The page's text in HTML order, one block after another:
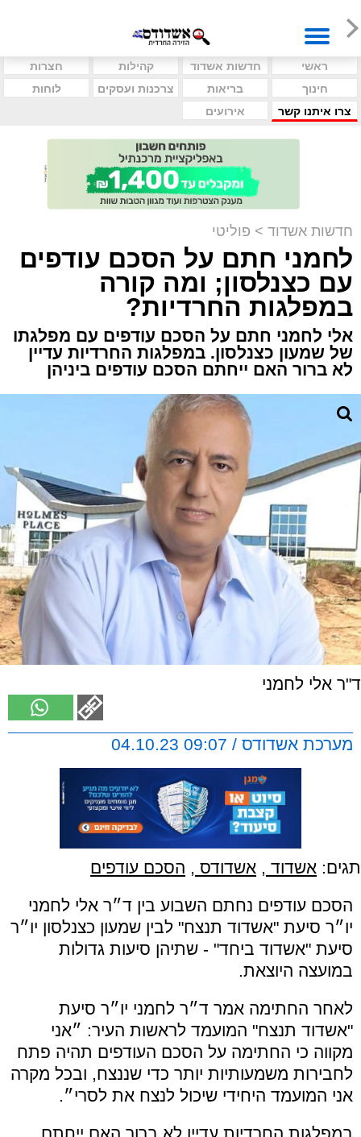
ראשי חדשות אשדוד קהילות
חצרות
חינוך
בריאות צרכנות ועסקים
לוחות
צרו איתנו קשר
אירועים
חדשות אשדוד > פוליטי
לחמני חתם על הסכם עודפים
עם כצנלסון; ומה קורה
במפלגות החרדיות?
אלי לחמני חתם על הסכם עודפים עם מפלגתו
של שמעון כצנלסון. במפלגות החרדיות עדיין
לא ברור האם ייחתם הסכם עודפים ביניהן
ד"ר אלי לחמני
מערכת אשדודס / 09:07 04.10.23
תגים: אשדוד , אשדודס , הסכם עודפים
הסכם עודפים נחתם השבוע בין ד״ר אלי לחמני
יו״ר סיעת "אשדוד תנצח" לבין שמעון כצנלסון יו״ר
סיעת "אשדוד ביחד" - שתיהן סיעות גדולות
במועצה היוצאת.
לאחר החתימה אמר ד״ר לחמני יו״ר סיעת
"אשדוד תנצח" המועמד לראשות העיר: ״אני
מקווה כי החתימה על הסכם העודפים תהיה פתח
לחבירות משמעותיות יותר כדי שננצח, ובכל מקרה
אני המועמד היחידי שיכול לנצח את לסרי״.
במפלגות החרדיות עדיין לא ברור האם ייחתם